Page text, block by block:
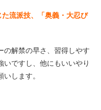
流派技、「奥義・大忍び
の解禁の早さ、習得しやす
いですし、他にもいいやり
します。